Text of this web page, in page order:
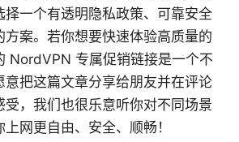
择一个有透明隐私政策、可靠安全
方案。若你想要快速体验高质量的
NordVPN 专属促销链接是一个不
意把这篇文章分享给朋友并在评论
受，我们也很乐意听你对不同场景
网更自由、安全、顺畅！